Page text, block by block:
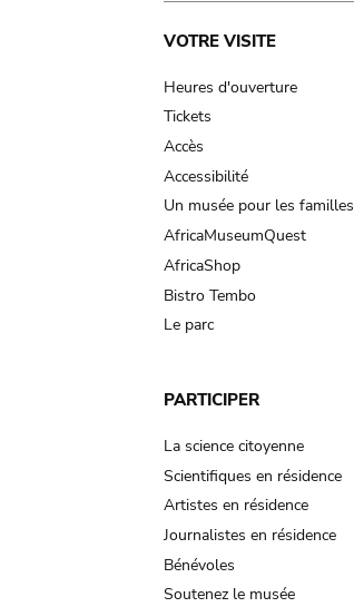
Main
navigation
VOTRE VISITE
Heures d'ouverture
Tickets
Accès
Accessibilité
Un musée pour les familles
AfricaMuseumQuest
AfricaShop
Bistro Tembo
Le parc
PARTICIPER
La science citoyenne
Scientifiques en résidence
Artistes en résidence
Journalistes en résidence
Bénévoles
Soutenez le musée